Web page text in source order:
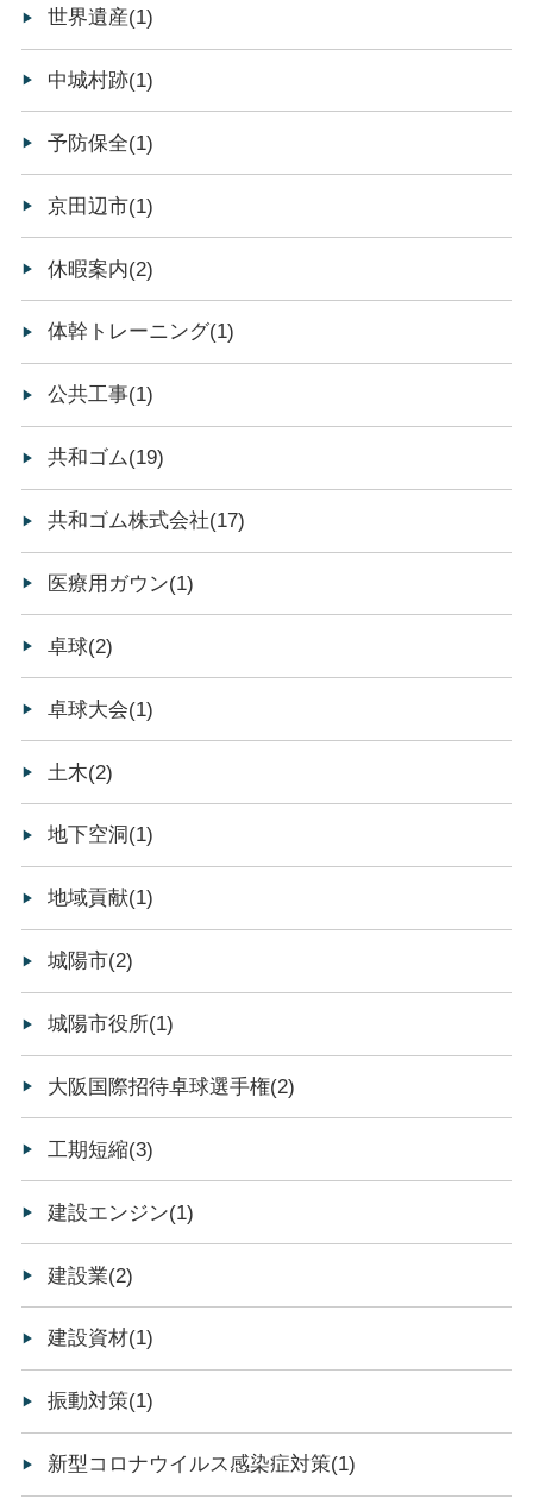
世界遺産(1)
中城村跡(1)
予防保全(1)
京田辺市(1)
休暇案内(2)
体幹トレーニング(1)
公共工事(1)
共和ゴム(19)
共和ゴム株式会社(17)
医療用ガウン(1)
卓球(2)
卓球大会(1)
土木(2)
地下空洞(1)
地域貢献(1)
城陽市(2)
城陽市役所(1)
大阪国際招待卓球選手権(2)
工期短縮(3)
建設エンジン(1)
建設業(2)
建設資材(1)
振動対策(1)
新型コロナウイルス感染症対策(1)